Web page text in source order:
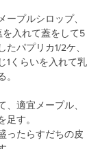
ープルシロップ、
入れて蓋をして5
パプリカ1/2ケ、
1くらいを入れて乳
。
、適宜メープル、
足す。
ったらすだちの皮